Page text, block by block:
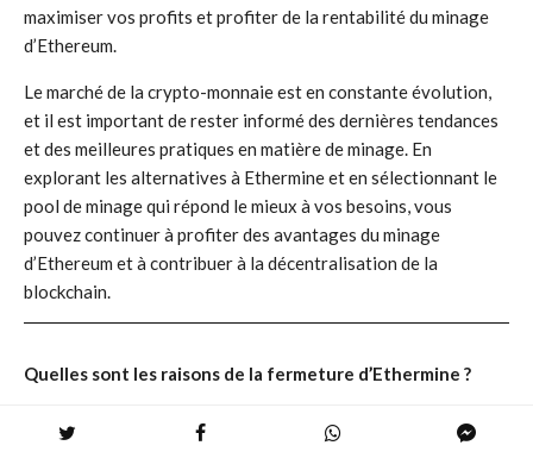
maximiser vos profits et profiter de la rentabilité du minage
d’Ethereum.
Le marché de la crypto-monnaie est en constante évolution,
et il est important de rester informé des dernières tendances
et des meilleures pratiques en matière de minage. En
explorant les alternatives à Ethermine et en sélectionnant le
pool de minage qui répond le mieux à vos besoins, vous
pouvez continuer à profiter des avantages du minage
d’Ethereum et à contribuer à la décentralisation de la
blockchain.
Quelles sont les raisons de la fermeture d’Ethermine ?
La fermeture d’Ethermine est due à la transition de la
blockchain Ethereum d’un mécanisme de preuve de travail